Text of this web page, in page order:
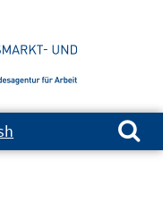
Suchen nach: